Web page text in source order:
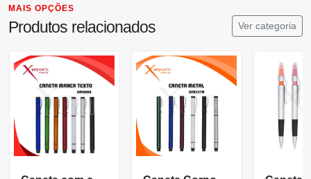
MAIS OPÇÕES
Produtos relacionados Ver categoria